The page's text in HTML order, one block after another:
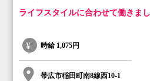
ライフスタイルに合わせて働きまし
時給 1,075円
帯広市稲田町南8線西10-1